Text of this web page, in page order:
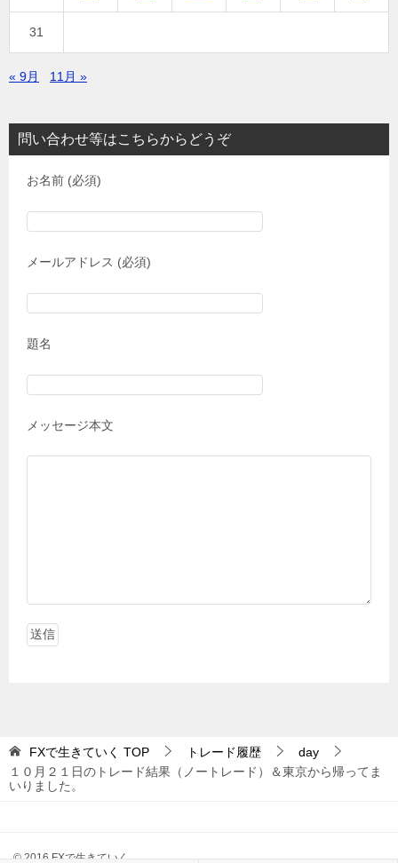
31
« 9月 11月 »
問い合わせ等はこちらからどうぞ
お名前 (必須)
メールアドレス (必須)
題名
メッセージ本文
FXで生きていく TOP トレード履歴
day
１０月２１日のトレード結果（ノートレード）＆東京から帰ってま
いりました。
© 2016 FXで生きていく